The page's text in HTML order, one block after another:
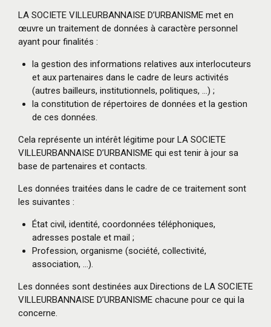
LA SOCIETE VILLEURBANNAISE D’URBANISME met en
œuvre un traitement de données à caractère personnel
ayant pour finalités :
la gestion des informations relatives aux interlocuteurs
et aux partenaires dans le cadre de leurs activités
(autres bailleurs, institutionnels, politiques, …) ;
la constitution de répertoires de données et la gestion
de ces données.
Cela représente un intérêt légitime pour LA SOCIETE
VILLEURBANNAISE D’URBANISME qui est tenir à jour sa
base de partenaires et contacts.
Les données traitées dans le cadre de ce traitement sont
les suivantes :
État civil, identité, coordonnées téléphoniques,
adresses postale et mail ;
Profession, organisme (société, collectivité,
association, …).
Les données sont destinées aux Directions de LA SOCIETE
VILLEURBANNAISE D’URBANISME chacune pour ce qui la
concerne.